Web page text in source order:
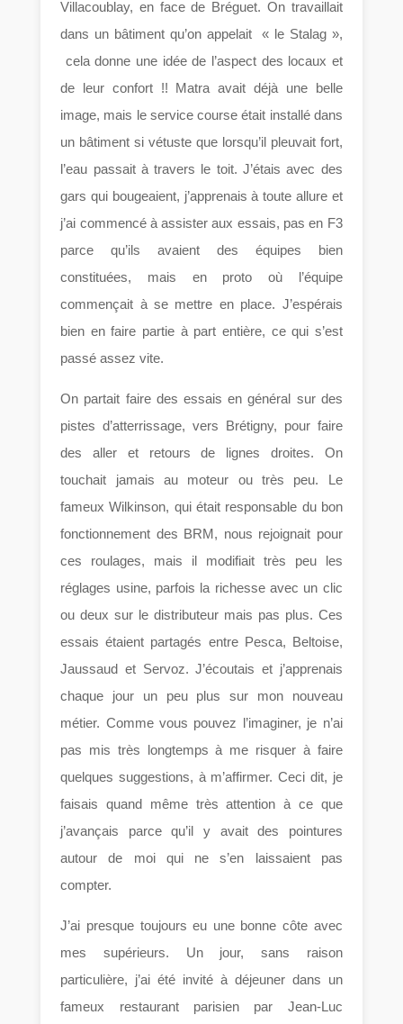
Villacoublay, en face de Bréguet. On travaillait
dans un bâtiment qu’on appelait « le Stalag »,
cela donne une idée de l’aspect des locaux et
de leur confort !! Matra avait déjà une belle
image, mais le service course était installé dans
un bâtiment si vétuste que lorsqu’il pleuvait fort,
l’eau passait à travers le toit. J’étais avec des
gars qui bougeaient, j’apprenais à toute allure et
j’ai commencé à assister aux essais, pas en F3
parce qu’ils avaient des équipes bien
constituées, mais en proto où l’équipe
commençait à se mettre en place. J’espérais
bien en faire partie à part entière, ce qui s’est
passé assez vite.
On partait faire des essais en général sur des
pistes d’atterrissage, vers Brétigny, pour faire
des aller et retours de lignes droites. On
touchait jamais au moteur ou très peu. Le
fameux Wilkinson, qui était responsable du bon
fonctionnement des BRM, nous rejoignait pour
ces roulages, mais il modifiait très peu les
réglages usine, parfois la richesse avec un clic
ou deux sur le distributeur mais pas plus. Ces
essais étaient partagés entre Pesca, Beltoise,
Jaussaud et Servoz. J’écoutais et j’apprenais
chaque jour un peu plus sur mon nouveau
métier. Comme vous pouvez l’imaginer, je n’ai
pas mis très longtemps à me risquer à faire
quelques suggestions, à m’affirmer. Ceci dit, je
faisais quand même très attention à ce que
j’avançais parce qu’il y avait des pointures
autour de moi qui ne s’en laissaient pas
compter.
J’ai presque toujours eu une bonne côte avec
mes supérieurs. Un jour, sans raison
particulière, j’ai été invité à déjeuner dans un
fameux restaurant parisien par Jean-Luc